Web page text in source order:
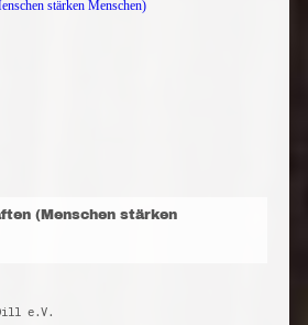
(Menschen stärken
Dill e.V.